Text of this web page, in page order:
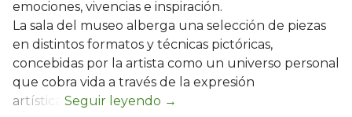
emociones, vivencias e inspiración.
La sala del museo alberga una selección de piezas
en distintos formatos y técnicas pictóricas,
concebidas por la artista como un universo personal
que cobra vida a través de la expresión
artística.